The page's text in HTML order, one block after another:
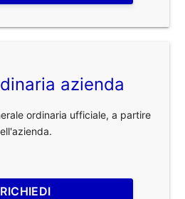
azienda
ordinaria ufficiale, a partire
RICHIEDI